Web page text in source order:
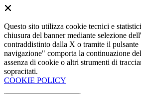
Questo sito utilizza cookie tecnici e
chiusura del banner mediante selezione
contraddistinto dalla X o tramite il
navigazione" comporta la continuazione
assenza di cookie o altri strumenti di
sopracitati.
COOKIE POLICY